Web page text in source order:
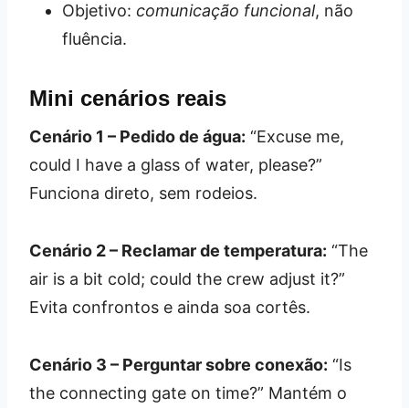
Objetivo: comunicação funcional, não
fluência.
Mini cenários reais
Cenário 1 – Pedido de água: “Excuse me,
could I have a glass of water, please?”
Funciona direto, sem rodeios.
Cenário 2 – Reclamar de temperatura: “The
air is a bit cold; could the crew adjust it?”
Evita confrontos e ainda soa cortês.
Cenário 3 – Perguntar sobre conexão: “Is
the connecting gate on time?” Mantém o